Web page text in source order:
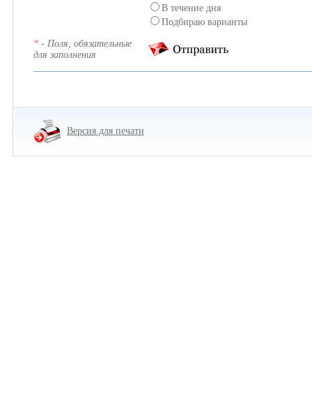
В течение дня
Подбираю варианты
* - Поля, обязательные
для заполнения
Версия для печати